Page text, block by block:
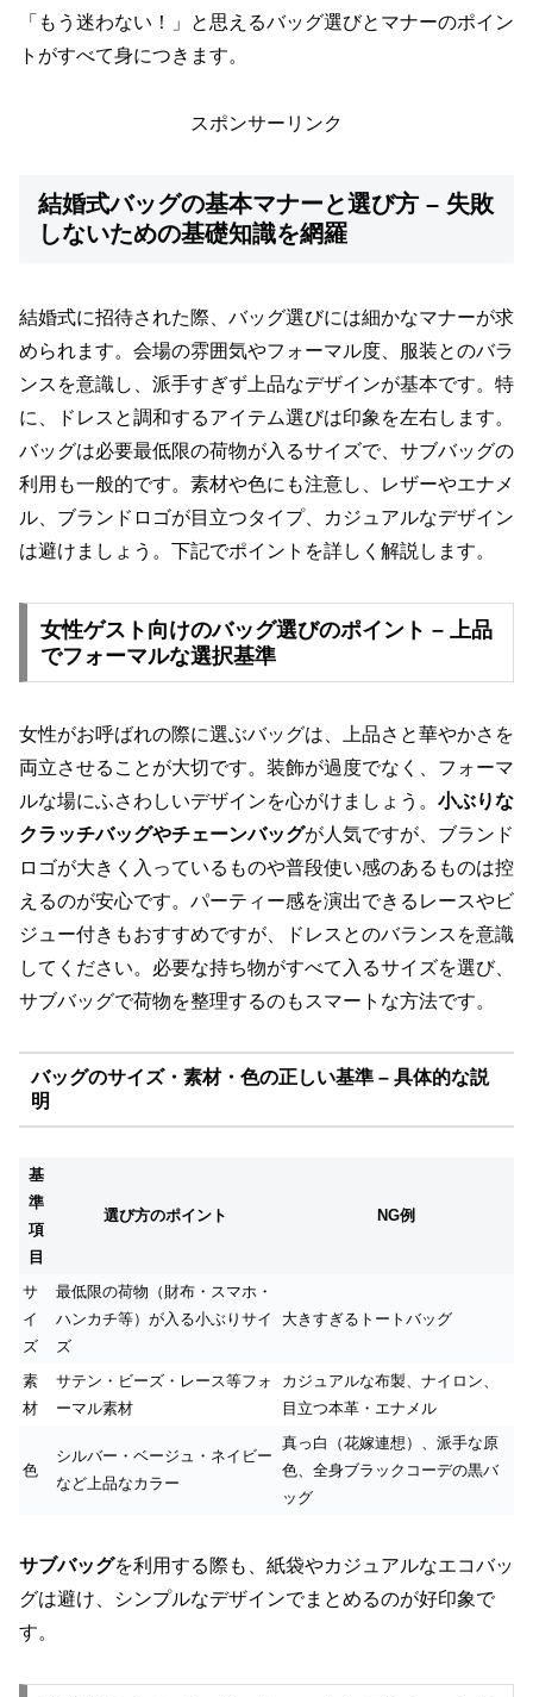
「もう迷わない！」と思えるバッグ選びとマナーのポイン
トがすべて身につきます。
スポンサーリンク
結婚式バッグの基本マナーと選び方 – 失敗
しないための基礎知識を網羅
結婚式に招待された際、バッグ選びには細かなマナーが求
められます。会場の雰囲気やフォーマル度、服装とのバラ
ンスを意識し、派手すぎず上品なデザインが基本です。特
に、ドレスと調和するアイテム選びは印象を左右します。
バッグは必要最低限の荷物が入るサイズで、サブバッグの
利用も一般的です。素材や色にも注意し、レザーやエナメ
ル、ブランドロゴが目立つタイプ、カジュアルなデザイン
は避けましょう。下記でポイントを詳しく解説します。
女性ゲスト向けのバッグ選びのポイント – 上品
でフォーマルな選択基準
女性がお呼ばれの際に選ぶバッグは、上品さと華やかさを
両立させることが大切です。装飾が過度でなく、フォーマ
ルな場にふさわしいデザインを心がけましょう。 小ぶりな
クラッチバッグやチェーンバッグが人気ですが、ブランド
ロゴが大きく入っているものや普段使い感のあるものは控
えるのが安心です。パーティー感を演出できるレースやビ
ジュー付きもおすすめですが、ドレスとのバランスを意識
してください。必要な持ち物がすべて入るサイズを選び、
サブバッグで荷物を整理するのもスマートな方法です。
バッグのサイズ・素材・色の正しい基準 – 具体的な説
明
基
準
項
目
選び方のポイント NG例
サ
イ
ズ
最低限の荷物（財布・スマホ・
ハンカチ等）が入る小ぶりサイ
ズ
大きすぎるトートバッグ
素
材
サテン・ビーズ・レース等フォ
ーマル素材
カジュアルな布製、ナイロン、
目立つ本革・エナメル
色
シルバー・ベージュ・ネイビー
など上品なカラー
真っ白（花嫁連想）、派手な原
色、全身ブラックコーデの黒バ
ッグ
サブバッグを利用する際も、紙袋やカジュアルなエコバッ
グは避け、シンプルなデザインでまとめるのが好印象で
す。